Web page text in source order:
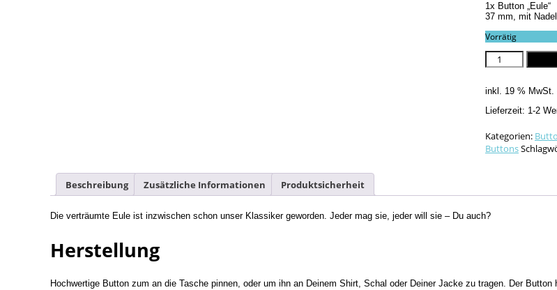
1x Button „Eule“
37 mm, mit Nadel
Vorrätig
Button
"Eule",
Menge
inkl. 19 % MwSt.
Lieferzeit: 1-2
Kategorien:
Buttons
Beschreibung Zusätzliche Informationen Produktsicherheit
Die verträumte Eule ist inzwischen schon unser Klassiker geworden. Jeder mag sie, jeder will sie – Du auch?
Herstellung
Hochwertige Button zum an die Tasche pinnen, oder um ihn an Deinem Shirt, Schal oder Deiner Jacke zu tragen. Der